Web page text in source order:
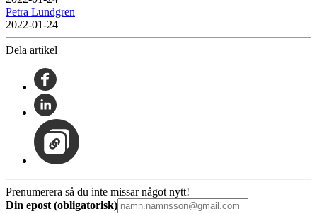
Petra Lundgren
2022-01-24
Dela artikel
Prenumerera så du inte missar något nytt!
Din epost (obligatorisk)